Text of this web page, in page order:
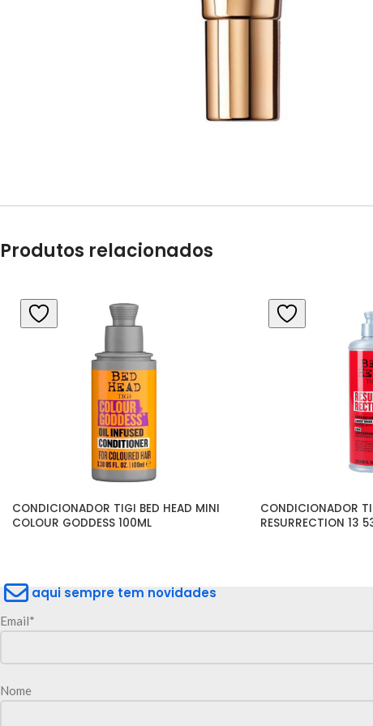
Produtos relacionados
CONDICIONADOR TIGI BED HEAD MINI
COLOUR GODDESS 100ML
CONDICIONADOR
RESURRECTION 13
aqui sempre tem novidades
Email*
Nome